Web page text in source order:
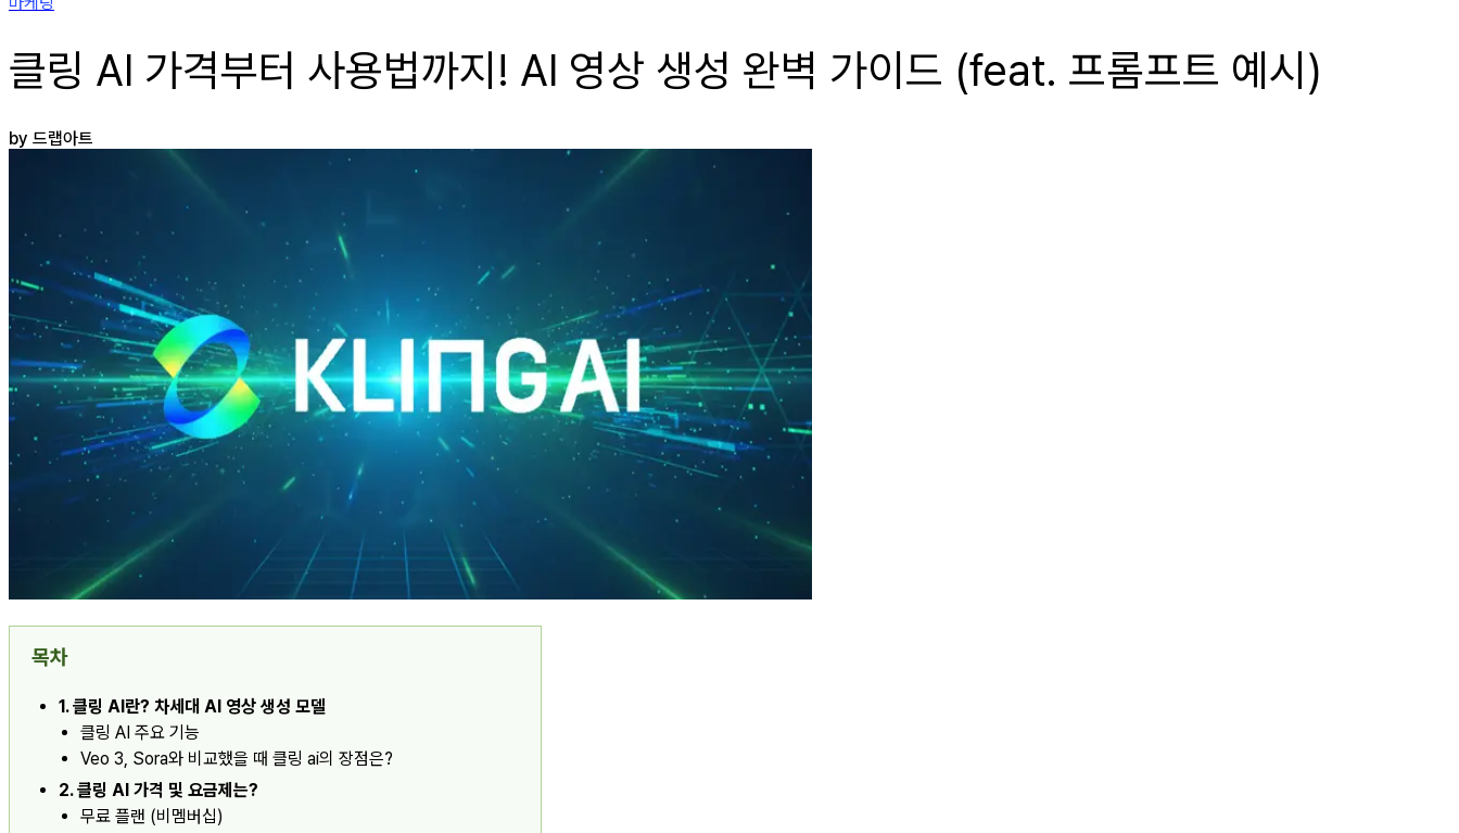
클링 AI 가격부터 사용법까지! AI 영상 생성 완벽 가이드 (feat. 프롬프트 예시)
by 드랩아트
목차
1. 클링 AI란? 차세대 AI 영상 생성 모델
클링 AI 주요 기능
Veo 3, Sora와 비교했을 때 클링 ai의 장점은?
2. 클링 AI 가격 및 요금제는?
무료 플랜 (비멤버십)